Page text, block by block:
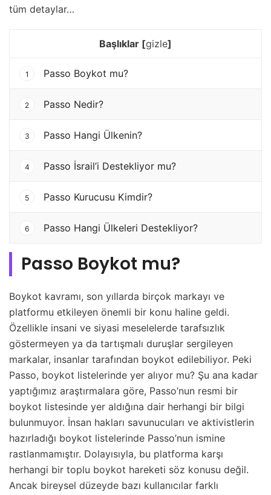
tüm detaylar…
Başlıklar [gizle]
1 Passo Boykot mu?
2 Passo Nedir?
3 Passo Hangi Ülkenin?
4 Passo İsrail’i Destekliyor mu?
5 Passo Kurucusu Kimdir?
6 Passo Hangi Ülkeleri Destekliyor?
Passo Boykot mu?
Boykot kavramı, son yıllarda birçok markayı ve
platformu etkileyen önemli bir konu haline geldi.
Özellikle insani ve siyasi meselelerde tarafsızlık
göstermeyen ya da tartışmalı duruşlar sergileyen
markalar, insanlar tarafından boykot edilebiliyor. Peki
Passo, boykot listelerinde yer alıyor mu? Şu ana kadar
yaptığımız araştırmalara göre, Passo’nun resmi bir
boykot listesinde yer aldığına dair herhangi bir bilgi
bulunmuyor. İnsan hakları savunucuları ve aktivistlerin
hazırladığı boykot listelerinde Passo’nun ismine
rastlanmamıştır. Dolayısıyla, bu platforma karşı
herhangi bir toplu boykot hareketi söz konusu değil.
Ancak bireysel düzeyde bazı kullanıcılar farklı